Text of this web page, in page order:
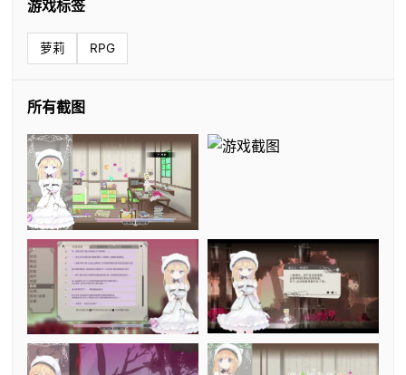
游戏标签
萝莉 RPG
所有截图